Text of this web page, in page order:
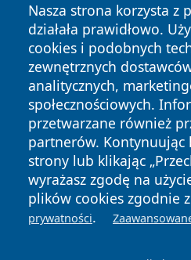
Nasza strona korzysta z
działała prawidłowo.
cookies i podobnych
zewnętrznych
analitycznych,
społecznościowych.
przetwarzane również
partnerów. Kontynuując
strony lub klikając
wyrażasz zgodę na
plików cookies zgodnie
prywatności.
Copyright © 2026
zastrzeżone.
News Autorzy
Polityka